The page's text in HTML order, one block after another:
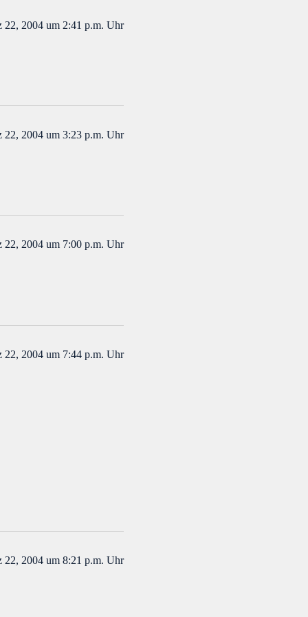
22, 2004 um 2:41 p.m. Uhr
22, 2004 um 3:23 p.m. Uhr
22, 2004 um 7:00 p.m. Uhr
22, 2004 um 7:44 p.m. Uhr
22, 2004 um 8:21 p.m. Uhr